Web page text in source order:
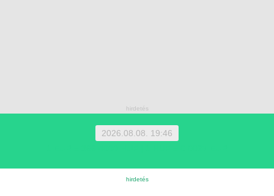
2026.08.08. 19:46